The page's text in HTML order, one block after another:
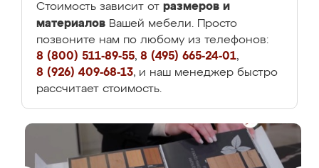
Стоимость зависит от размеров и
материалов Вашей мебели. Просто
позвоните нам по любому из телефонов:
8 (800) 511-89-55, 8 (495) 665-24-01,
8 (926) 409-68-13, и наш менеджер быстро
рассчитает стоимость.